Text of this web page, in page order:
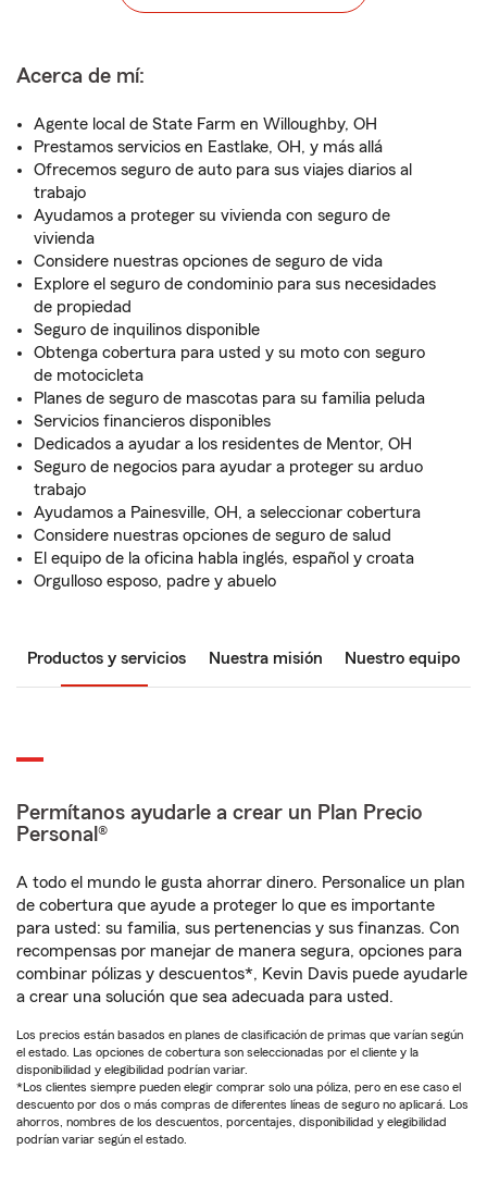
Acerca de mí:
Agente local de State Farm en Willoughby, OH
Prestamos servicios en Eastlake, OH, y más allá
Ofrecemos seguro de auto para sus viajes diarios al
trabajo
Ayudamos a proteger su vivienda con seguro de
vivienda
Considere nuestras opciones de seguro de vida
Explore el seguro de condominio para sus necesidades
de propiedad
Seguro de inquilinos disponible
Obtenga cobertura para usted y su moto con seguro
de motocicleta
Planes de seguro de mascotas para su familia peluda
Servicios financieros disponibles
Dedicados a ayudar a los residentes de Mentor, OH
Seguro de negocios para ayudar a proteger su arduo
trabajo
Ayudamos a Painesville, OH, a seleccionar cobertura
Considere nuestras opciones de seguro de salud
El equipo de la oficina habla inglés, español y croata
Orgulloso esposo, padre y abuelo
Productos y servicios Nuestra misión Nuestro equipo
Permítanos ayudarle a crear un Plan Precio
Personal®
A todo el mundo le gusta ahorrar dinero. Personalice un plan
de cobertura que ayude a proteger lo que es importante
para usted: su familia, sus pertenencias y sus finanzas. Con
recompensas por manejar de manera segura, opciones para
combinar pólizas y descuentos*, Kevin Davis puede ayudarle
a crear una solución que sea adecuada para usted.
Los precios están basados en planes de clasificación de primas que varían según
el estado. Las opciones de cobertura son seleccionadas por el cliente y la
disponibilidad y elegibilidad podrían variar.
*Los clientes siempre pueden elegir comprar solo una póliza, pero en ese caso el
descuento por dos o más compras de diferentes líneas de seguro no aplicará. Los
ahorros, nombres de los descuentos, porcentajes, disponibilidad y elegibilidad
podrían variar según el estado.